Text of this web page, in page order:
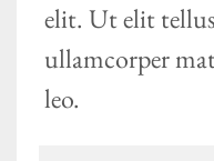
elit. Ut elit
ullamcorper
leo.